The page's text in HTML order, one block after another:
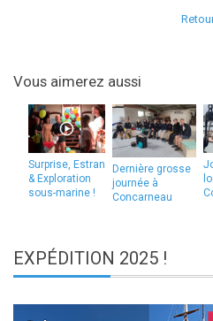
Vous aimerez aussi
Surprise, Estran
& Exploration
sous-marine !
Dernière grosse
journée à
Concarneau
EXPÉDITION 2025 !